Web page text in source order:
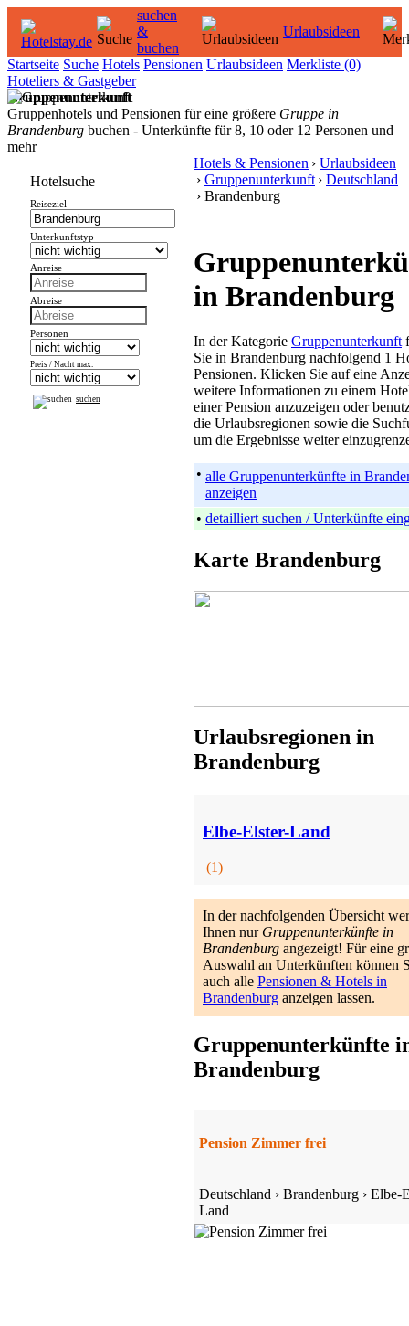
suchen
&
buchen
Urlaubsideen
Startseite Suche Hotels Pensionen Urlaubsideen Merkliste (0)
Hoteliers & Gastgeber
Gruppenunterkunft
Gruppenhotels und Pensionen für eine größere Gruppe in
Brandenburg buchen - Unterkünfte für 8, 10 oder 12 Personen und
mehr
Hotelsuche
Reiseziel
Unterkunftstyp
Anreise
Abreise
Personen
Preis / Nacht max.
suchen
Hotels & Pensionen › Urlaubsideen
› Gruppenunterkunft › Deutschland
› Brandenburg
in Brandenburg
In der Kategorie Gruppenunterkunft
Sie in Brandenburg nachfolgend 1
Pensionen. Klicken Sie auf eine
weitere Informationen zu einem
einer Pension anzuzeigen oder
die Urlaubsregionen sowie die
um die Ergebnisse weiter
• alle Gruppenunterkünfte in
anzeigen
• detailliert suchen / Unterkünfte
Karte Brandenburg
Urlaubsregionen in
Brandenburg
Elbe-Elster-Land
(1)
In der nachfolgenden Übersicht
Ihnen nur Gruppenunterkünfte in
Brandenburg angezeigt! Für eine
Auswahl an Unterkünften können
auch alle Pensionen & Hotels in
Brandenburg anzeigen lassen.
Gruppenunterkünfte
Brandenburg
Pension Zimmer frei
Deutschland › Brandenburg › Elbe-
Land